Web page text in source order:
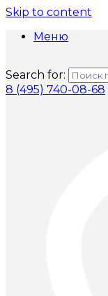
Skip to content
Меню
Search for:
8 (495) 740-08-68